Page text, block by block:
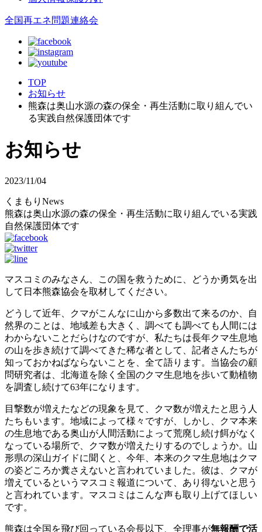
全国再エネ問題連絡会
TOP
お知らせ
熊森は奥山水源の森の保全・再生活動に取り組んでい
る実践自然保護団体です
お知らせ
2023/11/04
くまもりNews
熊森は奥山水源の森の保全・再生活動に取り組んでいる実践
自然保護団体です
マスコミのみなさん、この国を救うために、どうか勇気を出
して日本熊森協会を取材してください。
どうして近年、クマがこんなに山から多数出て来るのか、自
然界のことは、地域差も大きく、調べても調べても人間には
わからないことだらけなのですが、私たちは長年クマ生息地
の山を歩き続けて調べてきた稀な者として、記者さんたちが
知っておかねばならないことを、全て語ります。当協会の顧
問研究者は、北海道を除く全国のクマ生息地を歩いて動植物
を調査し続けて63年になります。
目撃数が増えたなどの現象を見て、クマ数が増えたと思う人
たちもいます。地域によって様々ですが、しかし、クマ本来
の生息地である奥山が人間活動によって荒廃し続け餌がなく
なっている場所で、クマ数が増えたりするのでしょうか。山
形県の深山ガイドに聞くと、今年、本来のクマ生息地はクマ
の姿どころか糞さえないと言われていました。彼は、クマが
増えているというマスコミ報道について、あり得ないと思う
と言われています。マスコミはこんな声も取り上げてほしい
です。
熊森は全国を飛び回っている会長以下、全理事が無報酬で活